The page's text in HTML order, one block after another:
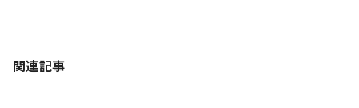
関連記事